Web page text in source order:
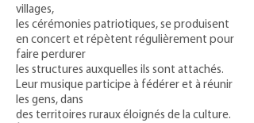
villages,
les cérémonies patriotiques, se produisent
en concert et répètent régulièrement pour
faire perdurer
les structures auxquelles ils sont attachés.
Leur musique participe à fédérer et à réunir
les gens, dans
des territoires ruraux éloignés de la culture.